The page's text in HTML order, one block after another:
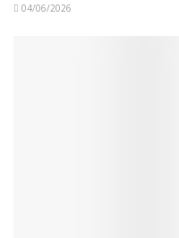
04/06/2026